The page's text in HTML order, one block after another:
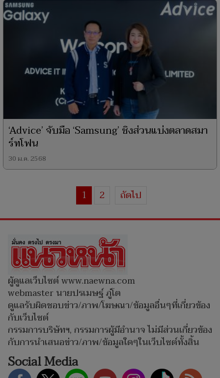
‘Advice’ จับมือ ‘Samsung’ ชิงส่วนแบ่งตลาดสมา
ร์ทโฟน
30 ม.ค. 2568
1 2 ถัดไป
ผู้ดูแลเว็บไซต์ www.naewna.com
webmaster นายปรเมษฐ์ ภู่โต
ดูแลรับผิดชอบข่าว/ภาพ/โฆษณา/ข้อมูลอื่นๆที่เกี่ยวข้อง
กับเว็บไซต์
กรรมการบริษัทฯ, กรรมการผู้มีอำนาจ ไม่มีส่วนเกี่ยวข้อง
กับการนำเสนอข่าว/ภาพ/ข้อมูลใดๆในเว็บไซต์ทั้งสิ้น
Social Media